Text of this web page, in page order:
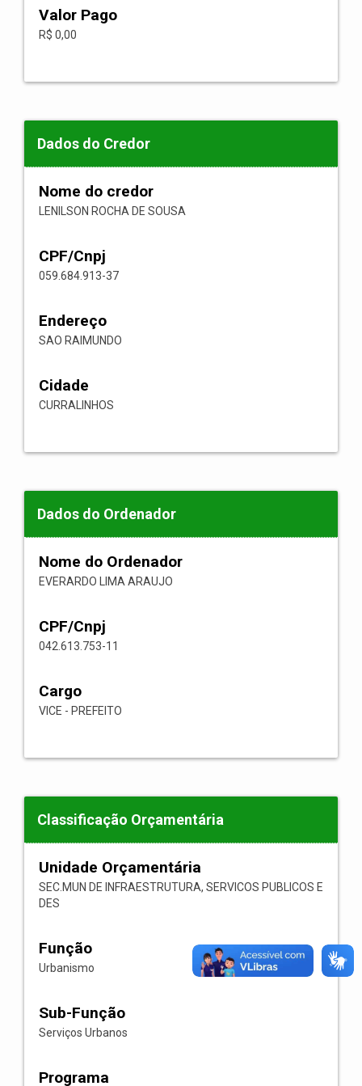
Valor Pago
R$ 0,00
Dados do Credor
Nome do credor
LENILSON ROCHA DE SOUSA
CPF/Cnpj
059.684.913-37
Endereço
SAO RAIMUNDO
Cidade
CURRALINHOS
Dados do Ordenador
Nome do Ordenador
EVERARDO LIMA ARAUJO
CPF/Cnpj
042.613.753-11
Cargo
VICE - PREFEITO
Classificação Orçamentária
Unidade Orçamentária
SEC.MUN DE INFRAESTRUTURA, SERVICOS PUBLICOS E
DES
Função
Urbanismo
Sub-Função
Serviços Urbanos
Programa